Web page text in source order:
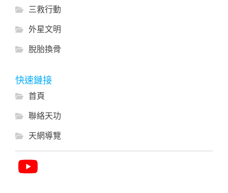
三救行動
外星文明
脫胎換骨
快速鏈接
首頁
聯絡天功
天網導覽